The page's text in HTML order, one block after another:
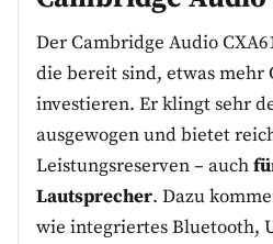
Der Cambridge Audio
die bereit sind, etwas mehr
investieren. Er klingt sehr
ausgewogen und bietet
Leistungsreserven – auch
Lautsprecher. Dazu
wie integriertes Bluetooth,